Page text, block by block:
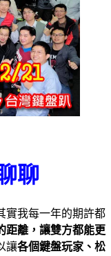
聊
實我每一年的期許都
距離，讓雙方都能更
讓各個鍵盤玩家、松